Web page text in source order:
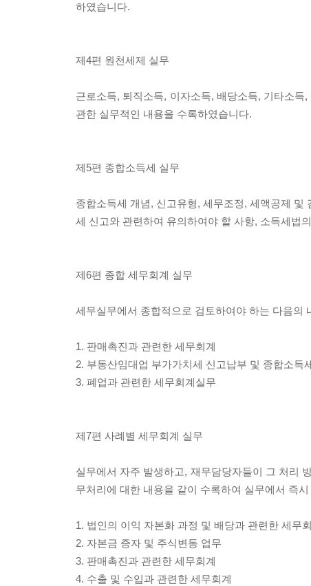
하였습니다.
제4편 원천세제 실무
근로소득, 퇴직소득, 이자소득, 배당소득, 기타소
관한 실무적인 내용을 수록하였습니다.
제5편 종합소득세 실무
종합소득세 개념, 신고유형, 세무조정, 세액공제
세 신고와 관련하여 유의하여야 할 사항, 소득세법
제6편 종합 세무회계 실무
세무실무에서 종합적으로 검토하여야 하는 다음의
1. 판매촉진과 관련한 세무회계
2. 부동산임대업 부가가치세 신고납부 및 종합소득
3. 폐업과 관련한 세무회계실무
제7편 사례별 세무회계 실무
실무에서 자주 발생하고, 재무담당자들이 그 처리
무처리에 대한 내용을 같이 수록하여 실무에서 즉
1. 법인의 이익 자본화 과정 및 배당과 관련한 세무
2. 자본금 증자 및 주식변동 업무
3. 판매촉진과 관련한 세무회계
4. 수출 및 수입과 관련한 세무회계